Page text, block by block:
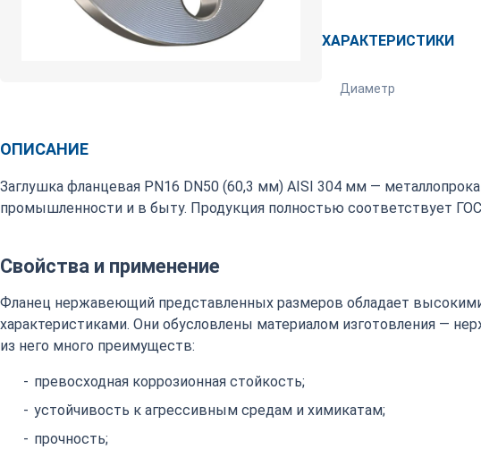
ХАРАКТЕРИСТИКИ
Диаметр
ОПИСАНИЕ
Заглушка фланцевая PN16 DN50 (60,3 мм) AISI 304 мм —
промышленности и в быту. Продукция полностью соответствует
Свойства и применение
Фланец нержавеющий представленных размеров обладает
характеристиками. Они обусловлены материалом изготовления —
из него много преимуществ:
превосходная коррозионная стойкость;
устойчивость к агрессивным средам и химикатам;
прочность;